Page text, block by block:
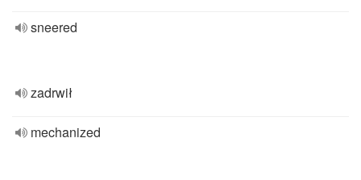
sneered
zadrwił
mechanized